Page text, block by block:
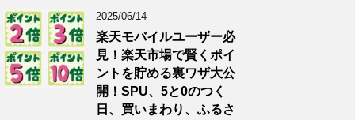
2025/06/14
楽天モバイルユーザー必
見！楽天市場で賢くポイ
ントを貯める裏ワザ大公
開！SPU、5と0のつく
日、買いまわり、ふるさ